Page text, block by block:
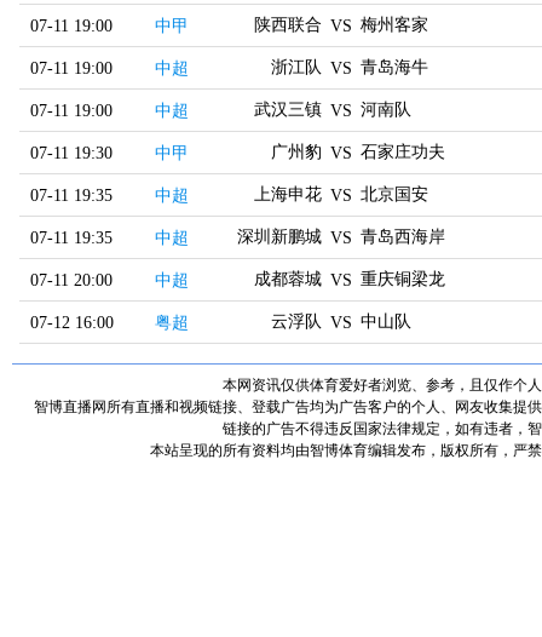
07-11 19:00 中甲 陕西联合 VS 梅州客家
07-11 19:00 中超 浙江队 VS 青岛海牛
07-11 19:00 中超 武汉三镇 VS 河南队
07-11 19:30 中甲 广州豹 VS 石家庄功夫
07-11 19:35 中超 上海申花 VS 北京国安
07-11 19:35 中超 深圳新鹏城 VS 青岛西海岸
07-11 20:00 中超 成都蓉城 VS 重庆铜梁龙
07-12 16:00 粤超 云浮队 VS 中山队
本网资讯仅供体育爱好者浏览、参考，且仅作个
智博直播网所有直播和视频链接、登载广告均为广告客户的个人、网友收集提
链接的广告不得违反国家法律规定，如有违者，
本站呈现的所有资料均由智博体育编辑发布，版权所有，严